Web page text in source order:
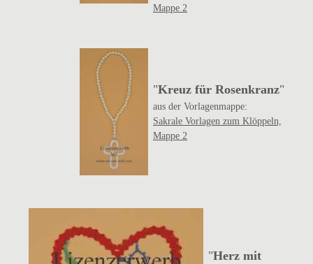
Mappe 2
"Kreuz für Rosenkranz"
aus der Vorlagenmappe:
Sakrale Vorlagen zum Klöppeln,
Mappe 2
"Herz mit